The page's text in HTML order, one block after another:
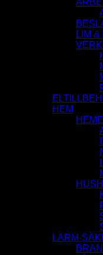
LIM &
HEM
LARM-